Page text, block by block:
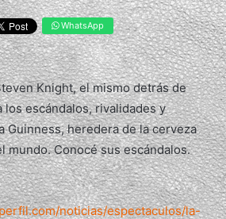
WhatsApp
Knight, el mismo detrás de
los escándalos, rivalidades y
Guinness, heredera de la cerveza
mundo. Conocé sus escándalos.
noticias/espectaculos/la-